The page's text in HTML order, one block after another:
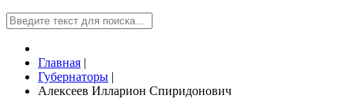
Главная |
Губернаторы |
Алексеев Илларион Спиридонович